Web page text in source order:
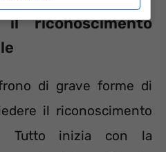
riconoscimento
di grave forme di
il riconoscimento
Tutto inizia con la